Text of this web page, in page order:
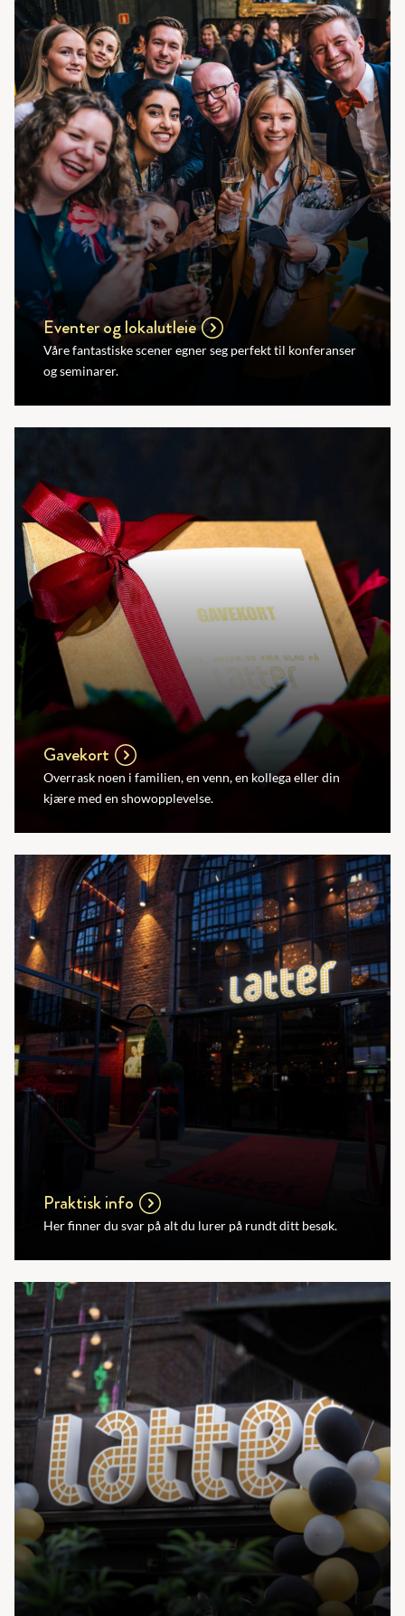
Eventer og lokalutleie
Våre fantastiske scener egner seg perfekt til konferanser
og seminarer.
Gavekort
Overrask noen i familien, en venn, en kollega eller din
kjære med en showopplevelse.
Praktisk info
Her finner du svar på alt du lurer på rundt ditt besøk.